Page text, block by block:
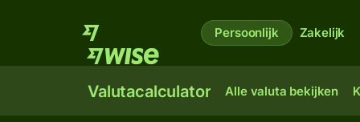
Persoonlijk Zakelijk
Valutacalculator Alle valuta bekijken